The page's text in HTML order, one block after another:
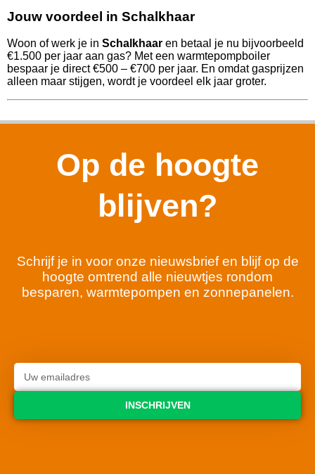
Jouw voordeel in Schalkhaar
Woon of werk je in Schalkhaar en betaal je nu bijvoorbeeld
€1.500 per jaar aan gas? Met een warmtepompboiler
bespaar je direct €500 – €700 per jaar. En omdat gasprijzen
alleen maar stijgen, wordt je voordeel elk jaar groter.
Op de hoogte
blijven?
Schrijf je in voor onze nieuwsbrief en blijf op de
hoogte omtrend alle nieuwtjes rondom
besparen, warmtepompen en zonnepanelen.
INSCHRIJVEN